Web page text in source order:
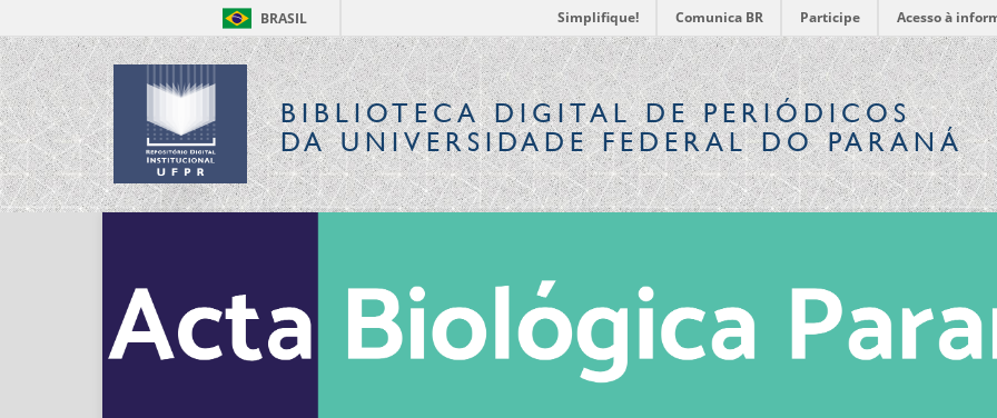
BRASIL Simplifique! Comunica BR Participe Acesso à
BIBLIOTECA DIGITALDE PERIÓDICOS
DA UNIVERSIDADE FEDERAL DO PARANÁ